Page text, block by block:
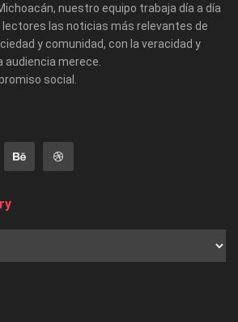
nuestro equipo trabaja día a día
las noticias más relevantes de
y comunidad, con la veracidad y
merece.
social.